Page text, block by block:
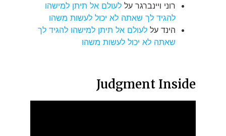
רוני ויינברגר על לעולם אל תיתן למישהו
להגיד לך שאתה לא יכול לעשות משהו
הינד על לעולם אל תיתן למישהו להגיד לך
שאתה לא יכול לעשות משהו
Judgment Inside